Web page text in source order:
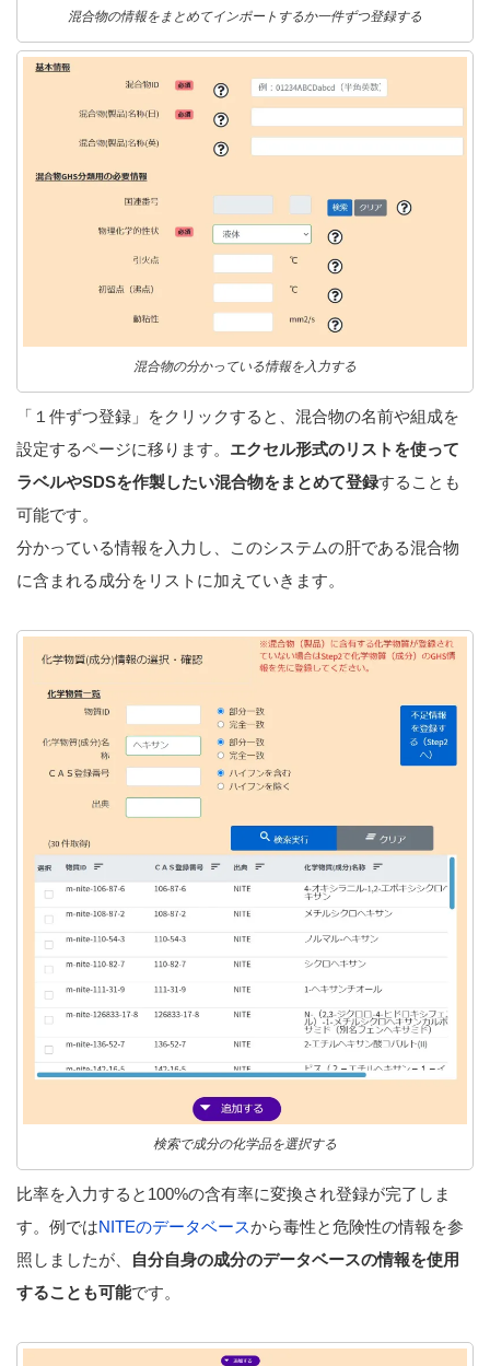
混合物の情報をまとめてインポートするか一件ずつ登録する
混合物の分かっている情報を入力する
「１件ずつ登録」をクリックすると、混合物の名前や組成を
設定するページに移ります。 エクセル形式のリストを使って
ラベルやSDSを作製したい混合物をまとめて登録することも
可能です。
分かっている情報を入力し、このシステムの肝である混合物
に含まれる成分をリストに加えていきます。
検索で成分の化学品を選択する
比率を入力すると100%の含有率に変換され登録が完了しま
す。例ではNITEのデータベースから毒性と危険性の情報を参
照しましたが、
自分自身の成分のデータベースの情報を使用
することも可能です。